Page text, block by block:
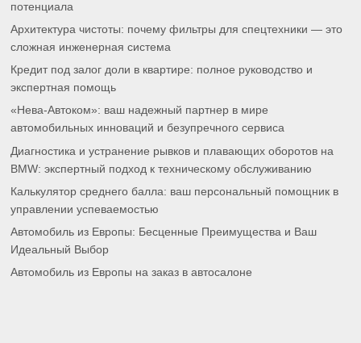
потенциала
Архитектура чистоты: почему фильтры для спецтехники — это
сложная инженерная система
Кредит под залог доли в квартире: полное руководство и
экспертная помощь
«Нева-Автоком»: ваш надежный партнер в мире
автомобильных инноваций и безупречного сервиса
Диагностика и устранение рывков и плавающих оборотов на
BMW: экспертный подход к техническому обслуживанию
Калькулятор среднего балла: ваш персональный помощник в
управлении успеваемостью
Автомобиль из Европы: Бесценные Преимущества и Ваш
Идеальный Выбор
Автомобиль из Европы на заказ в автосалоне